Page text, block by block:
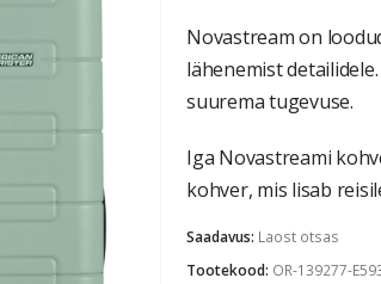
Novastream on
lähenemist
suurema tugevuse.
Iga Novastreami
kohver, mis lisab
Saadavus: Laost otsas
Tootekood: OR-139277-